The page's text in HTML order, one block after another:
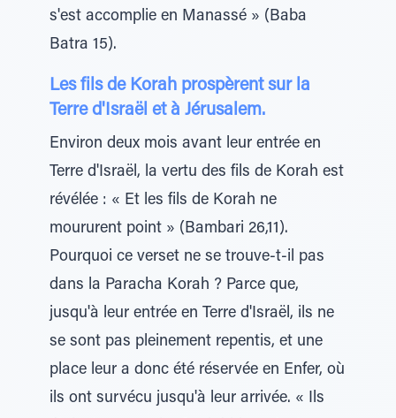
s'est accomplie en Manassé » (Baba
Batra 15).
Les fils de Korah prospèrent sur la
Terre d'Israël et à Jérusalem.
Environ deux mois avant leur entrée en
Terre d'Israël, la vertu des fils de Korah est
révélée : « Et les fils de Korah ne
moururent point » (Bambari 26,11).
Pourquoi ce verset ne se trouve-t-il pas
dans la Paracha Korah ? Parce que,
jusqu'à leur entrée en Terre d'Israël, ils ne
se sont pas pleinement repentis, et une
place leur a donc été réservée en Enfer, où
ils ont survécu jusqu'à leur arrivée. « Ils